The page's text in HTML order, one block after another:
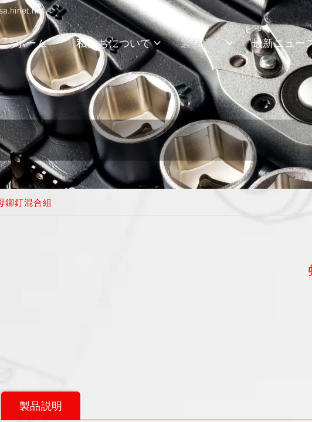
ホーム 私たちについて 製品情報 最新ニュー
鉚釘混合組
製品説明